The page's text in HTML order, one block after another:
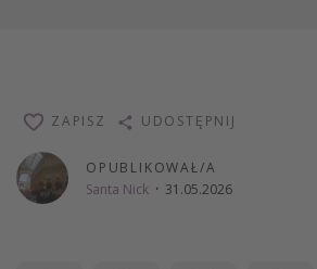
OPUBLIKOWAŁ/A
Santa Nick · 31.05.2026
ZAPISZ UDOSTĘPNIJ